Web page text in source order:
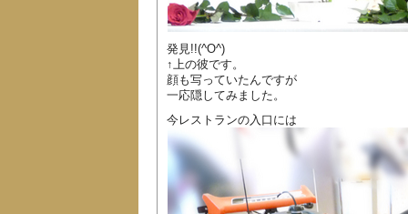
発見!!(^O^)
↑上の彼です。
顔も写っていたんですが
一応隠してみました。
今レストランの入口には